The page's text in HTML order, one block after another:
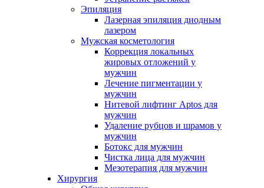
Эпиляция
Лазерная эпиляция диодным
лазером
Мужская косметология
Коррекция локальных
жировых отложений у
мужчин
Лечение пигментации у
мужчин
Нитевой лифтинг Aptos для
мужчин
Удаление рубцов и шрамов у
мужчин
Ботокс для мужчин
Чистка лица для мужчин
Мезотерапия для мужчин
Хирургия